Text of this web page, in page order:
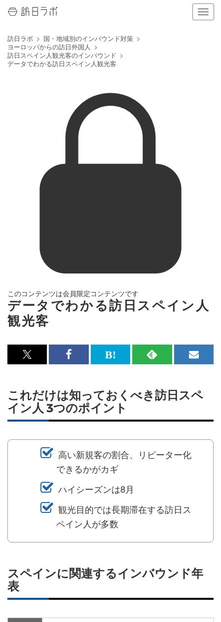
ナ
ビ
訪日ラボ
国・地域別のインバウンド対策
ヨーロッパからの訪日外国人
訪日スペイン人観光客のインバウンド
データでわかる訪日スペイン人観光客
このコンテンツは会員限定コンテンツです
データでわかる訪日スペイン人
観光客
x<br>
記
事
を
Facebook<br>
記
事
を
ェ
ア
す
る
は
な
ブ
ッ
マ
ー
ク
に
追
加
RSS
記
事
を
す
メ
マ
ガ
登
これだけは知っておくべき訪日スペ
イン人 3つのポイント
高い新規客の割合、リピーター化
できるかがカギ
ハイシーズンは8月
観光目的では長期滞在する訪日ス
ペイン人が多数
スペインに関連するインバウンド年
表